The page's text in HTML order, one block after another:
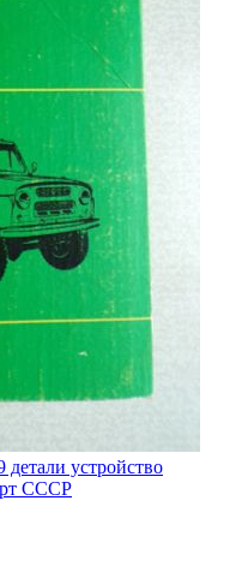
устройство
СССР